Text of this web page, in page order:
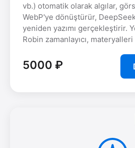
vb.) otomatik olarak algılar,
WebP'ye dönüştürür, DeepSeek
yeniden yazımı gerçekleştirir.
Robin zamanlayıcı,
5000 ₽